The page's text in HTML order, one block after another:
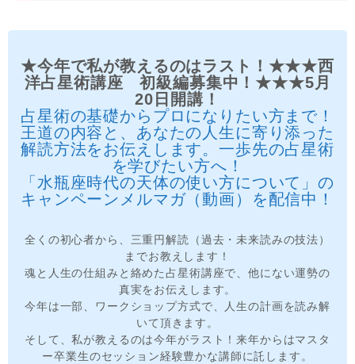
★今年で私が教えるのはラスト！★★★西
洋占星術講座 初級編募集中！★★★5月
20日開講！
占星術の基礎からプロになりたい方まで！
王道の内容と、あなたの人生に寄り添った
解読方法をお伝えします。一歩先の占星術
を学びたい方へ！
「水瓶座時代の天体の使い方について」の
キャンペーンメルマガ（動画）を配信中！
全くの初心者から、三重円解読（過去・未来読みの技法）
までお教えします！
魂と人生の仕組みと絡めた占星術講座で、他にない運勢の
真実をお伝えします。
今年は一部、ワークショップ方式で、人生の計画を読み解
いて頂きます。
そして、私が教えるのは今年がラスト！来年からはマスタ
ー卒業生のセッション経験豊かな講師に託します。